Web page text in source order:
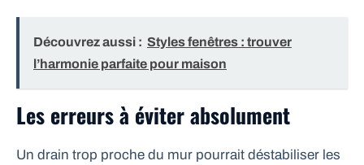
Découvrez aussi : Styles fenêtres : trouver
l’harmonie parfaite pour maison
Les erreurs à éviter absolument
Un drain trop proche du mur pourrait déstabiliser les